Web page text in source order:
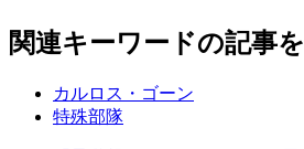
関連キーワードの記事
カルロス・ゴーン
特殊部隊